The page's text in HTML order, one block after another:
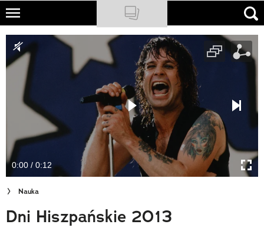
Skip
main
content
NATIONAL GEOGRAPHIC
TRAVELER
PODCASTY
Newsletter
Cuda Polski
Wielki Konkurs Fotograficzny
Trendbook Podróżniczy
0:00 / 0:12
Nauka
Dni Hiszpańskie 2013